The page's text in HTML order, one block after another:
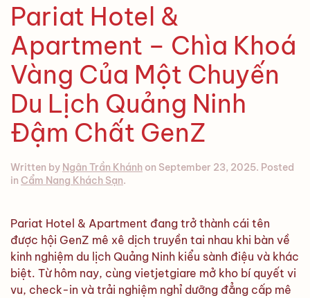
Pariat Hotel &
Apartment – Chìa Khoá
Vàng Của Một Chuyến
Du Lịch Quảng Ninh
Đậm Chất GenZ
Written by Ngân Trần Khánh on September 23, 2025. Posted
in Cẩm Nang Khách Sạn.
Pariat Hotel & Apartment đang trở thành cái tên
được hội GenZ mê xê dịch truyền tai nhau khi bàn về
kinh nghiệm du lịch Quảng Ninh kiểu sành điệu và khác
biệt. Từ hôm nay, cùng vietjetgiare mở kho bí quyết vi
vu, check-in và trải nghiệm nghỉ dưỡng đẳng cấp mê